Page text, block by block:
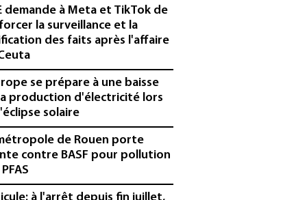
demande à Meta et TikTok de
la surveillance et la
des faits après l'affaire
se prépare à une baisse
production d'électricité lors
solaire
de Rouen porte
contre BASF pour pollution